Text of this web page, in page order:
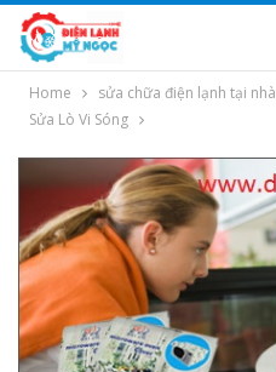
Home sửa chữa điện lạnh tại nhà
Sửa Lò Vi Sóng